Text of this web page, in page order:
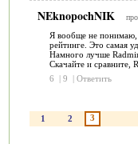
NEknopochNIK про
Я вообще не понимаю,
рейтинге. Это самая
Намного лучше
Скачайте и сравните,
6
| 9 | Ответить
1 2 3